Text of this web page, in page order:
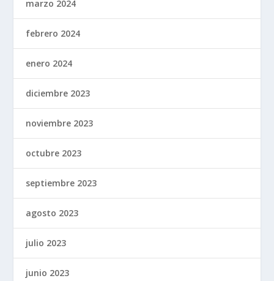
marzo 2024
febrero 2024
enero 2024
diciembre 2023
noviembre 2023
octubre 2023
septiembre 2023
agosto 2023
julio 2023
junio 2023